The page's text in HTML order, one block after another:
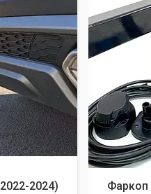
2024)
Фаркоп